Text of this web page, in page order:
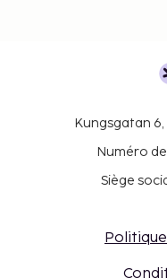
Kungsgatan 6,
Numéro
Siège